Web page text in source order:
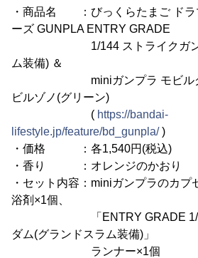
・商品名 ：びっくらたまご ドラ
ーズ GUNPLA ENTRY GRADE
1/144 ストライクガンダ
ム装備) ＆
miniガンプラ モビルグー
ビルゾノ(グリーン)
( https://bandai-
lifestyle.jp/feature/bd_gunpla/)
・価格 ：各1,540円(税込)
・香り ：オレンジのかおり
・セット内容：miniガンプラのカプ
浴剤×1個、
「ENTRY GRADE 1/144
ダム(グランドスラム装備)」
ランナー×1個